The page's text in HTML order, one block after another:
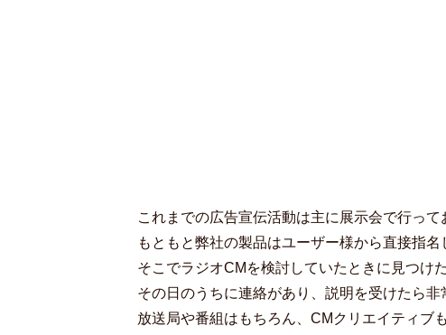
これまでの広告宣伝活動は主に展示会で行っ
もともと弊社の製品はユーザー様から直接指
そこでラジオCMを検討していたときに見つけ
その日のうちに連絡があり、説明を受けたら
放送局や番組はもちろん、CMクリエイティブ